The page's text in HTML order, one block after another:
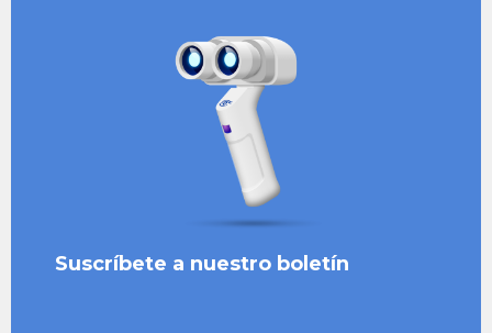
Suscríbete a nuestro boletín